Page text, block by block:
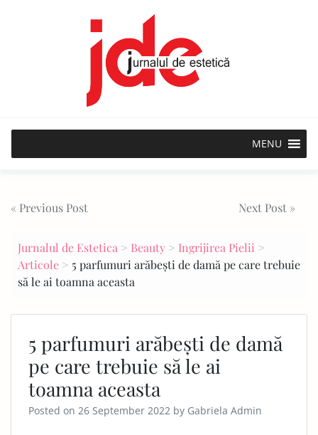
MENU
Post
navigation
« Previous Post Next Post »
Jurnalul de Estetica > Beauty > Ingrijirea Pielii >
Articole > 5 parfumuri arăbești de damă pe care trebuie
să le ai toamna aceasta
5 parfumuri arăbești de damă
pe care trebuie să le ai
toamna aceasta
Posted on 26 September 2022 by Gabriela Admin